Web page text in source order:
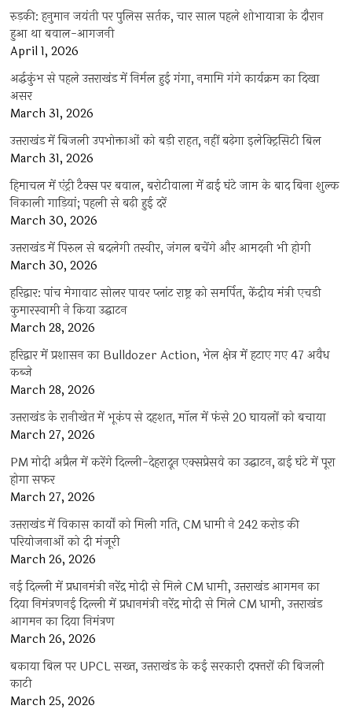
रुड़की: हनुमान जयंती पर पुलिस सर्तक, चार साल पहले शोभायात्रा के दौरान
हुआ था बवाल-आगजनी
April 1, 2026
अर्द्धकुंभ से पहले उत्तराखंड में निर्मल हुई गंगा, नमामि गंगे कार्यक्रम का दिखा
असर
March 31, 2026
उत्तराखंड में बिजली उपभोक्ताओं को बड़ी राहत, नहीं बढ़ेगा इलेक्ट्रिसिटी बिल
March 31, 2026
हिमाचल में एंट्री टैक्स पर बवाल, बरोटीवाला में ढाई घंटे जाम के बाद बिना शुल्क
निकाली गाड़ियां; पहली से बढ़ी हुई दरें
March 30, 2026
उत्तराखंड में पिरुल से बदलेगी तस्वीर, जंगल बचेंगे और आमदनी भी होगी
March 30, 2026
हरिद्वार: पांच मेगावाट सोलर पावर प्लांट राष्ट्र को समर्पित, केंद्रीय मंत्री एचडी
कुमारस्वामी ने किया उद्घाटन
March 28, 2026
हरिद्वार में प्रशासन का Bulldozer Action, भेल क्षेत्र में हटाए गए 47 अवैध
कब्जे
March 28, 2026
उत्तराखंड के रानीखेत में भूकंप से दहशत, मॉल में फंसे 20 घायलों को बचाया
March 27, 2026
PM मोदी अप्रैल में करेंगे दिल्ली-देहरादून एक्सप्रेसवे का उद्घाटन, ढाई घंटे में पूरा
होगा सफर
March 27, 2026
उत्तराखंड में विकास कार्यों को मिली गति, CM धामी ने 242 करोड़ की
परियोजनाओं को दी मंजूरी
March 26, 2026
नई दिल्ली में प्रधानमंत्री नरेंद्र मोदी से मिले CM धामी, उत्तराखंड आगमन का
दिया निमंत्रणनई दिल्ली में प्रधानमंत्री नरेंद्र मोदी से मिले CM धामी, उत्तराखंड
आगमन का दिया निमंत्रण
March 26, 2026
बकाया बिल पर UPCL सख्त, उत्तराखंड के कई सरकारी दफ्तरों की बिजली
काटी
March 25, 2026